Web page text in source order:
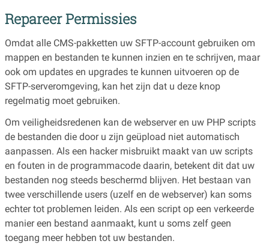
Repareer Permissies
Omdat alle CMS-pakketten uw SFTP-account gebruiken om
mappen en bestanden te kunnen inzien en te schrijven, maar
ook om updates en upgrades te kunnen uitvoeren op de
SFTP-serveromgeving, kan het zijn dat u deze knop
regelmatig moet gebruiken.
Om veiligheidsredenen kan de webserver en uw PHP scripts
de bestanden die door u zijn geüpload niet automatisch
aanpassen. Als een hacker misbruikt maakt van uw scripts
en fouten in de programmacode daarin, betekent dit dat uw
bestanden nog steeds beschermd blijven. Het bestaan van
twee verschillende users (uzelf en de webserver) kan soms
echter tot problemen leiden. Als een script op een verkeerde
manier een bestand aanmaakt, kunt u soms zelf geen
toegang meer hebben tot uw bestanden.